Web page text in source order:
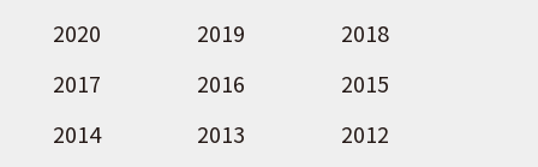
2020
2019
2018
2017
2016
2015
2014
2013
2012